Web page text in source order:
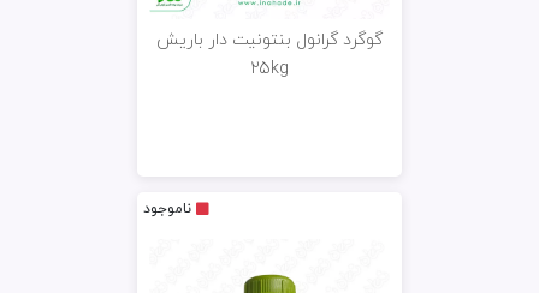
گوگرد گرانول بنتونیت دار باریش
25kg
ناموجود